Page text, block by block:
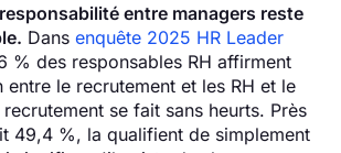
entre managers reste
Dansenquête 2025 HR Leader
% des responsables RH affirment
entre le recrutement et les RH et le
se fait sans heurts. Près
49,4 %, la qualifient de simplement